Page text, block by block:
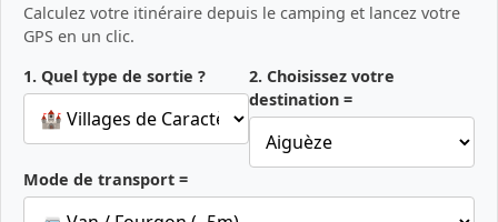
Calculez votre itinéraire depuis le camping et lancez votre
GPS en un clic.
1. Quel type de sortie ?
2. Choisissez votre
destination =
Mode de transport =